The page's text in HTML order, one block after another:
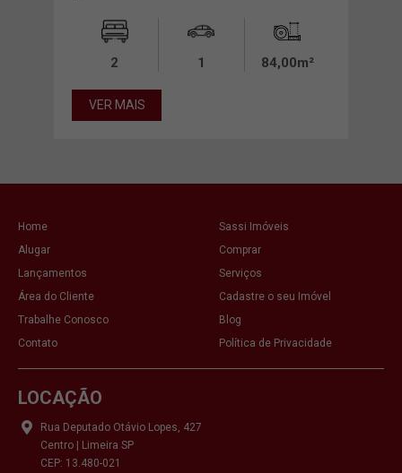
2 1 84,00m²
VER MAIS
Home
Sassi Imóveis
Alugar
Comprar
Lançamentos
Serviços
Área do Cliente
Cadastre o seu Imóvel
Trabalhe Conosco
Blog
Contato
Política de Privacidade
LOCAÇÃO
Rua Deputado Otávio Lopes, 427
Centro | Limeira SP
CEP: 13.480-021